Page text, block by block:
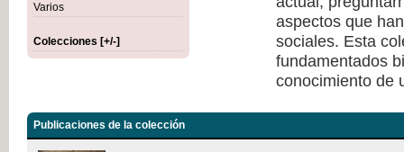
Varios
Colecciones [+/-]
aspectos que
sociales. Esta
fundamentados
conocimiento de
Publicaciones de la colección